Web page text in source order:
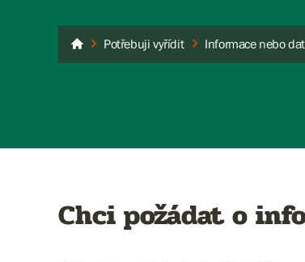
Moravský kras
Potřebuji vyřídit Informace nebo
Chci požádat o